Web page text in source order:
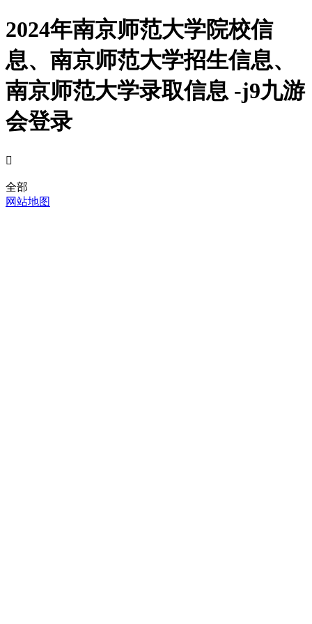
2024年南京师范大学院校信
息、南京师范大学招生信息、
南京师范大学录取信息 -j9九游
会登录

全部
网站地图